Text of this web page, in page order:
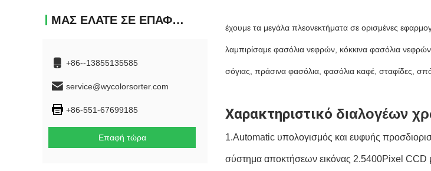
ΜΑΣ ΕΛΆΤΕ ΣΕ ΕΠΑΦΉ ΜΕ
+86--13855135585
service@wycolorsorter.com
+86-551-67699185
Επαφή τώρα
έχουμε τα μεγάλα πλεονεκτήματα σε ορισμένες
λαμπιρίσαμε φασόλια νεφρών, κόκκινα φασόλια
σόγιας, πράσινα φασόλια, φασόλια καφέ, σταφίδες,
Χαρακτηριστικό διαλογέων
1.Automatic υπολογισμός και ευφυής
σύστημα αποκτήσεων εικόνας 2.5400Pixel CCD